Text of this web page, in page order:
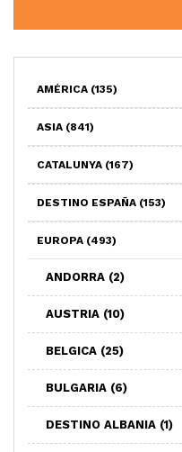
AMÉRICA (135)
ASIA (841)
CATALUNYA (167)
DESTINO ESPAÑA (153)
EUROPA (493)
ANDORRA (2)
AUSTRIA (10)
BELGICA (25)
BULGARIA (6)
DESTINO ALBANIA (1)